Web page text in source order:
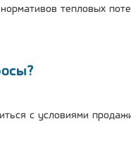
тепловых
с условиями